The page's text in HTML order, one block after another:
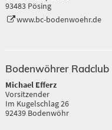
93483 Pösing
www.bc-bodenwoehr.de
Bodenwöhrer Radclub
Michael Efferz
Vorsitzender
Im Kugelschlag 26
92439 Bodenwöhr